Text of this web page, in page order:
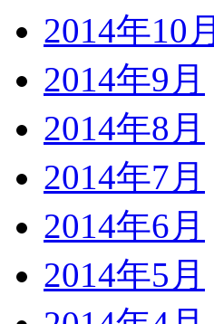
2014年10月
2014年9月
2014年8月
2014年7月
2014年6月
2014年5月